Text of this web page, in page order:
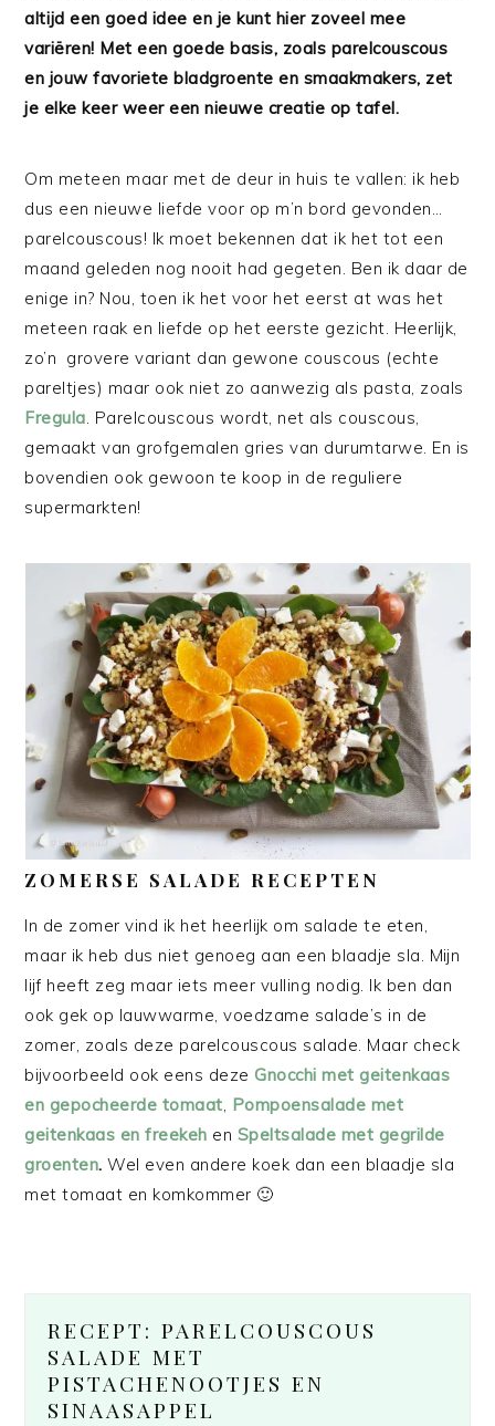
altijd een goed idee en je kunt hier zoveel mee
variëren! Met een goede basis, zoals parelcouscous
en jouw favoriete bladgroente en smaakmakers, zet
je elke keer weer een nieuwe creatie op tafel.
Om meteen maar met de deur in huis te vallen: ik heb
dus een nieuwe liefde voor op m’n bord gevonden…
parelcouscous! Ik moet bekennen dat ik het tot een
maand geleden nog nooit had gegeten. Ben ik daar de
enige in? Nou, toen ik het voor het eerst at was het
meteen raak en liefde op het eerste gezicht. Heerlijk,
zo’n grovere variant dan gewone couscous (echte
pareltjes) maar ook niet zo aanwezig als pasta, zoals
Fregula. Parelcouscous wordt, net als couscous,
gemaakt van grofgemalen gries van durumtarwe. En is
bovendien ook gewoon te koop in de reguliere
supermarkten!
ZOMERSE SALADE RECEPTEN
In de zomer vind ik het heerlijk om salade te eten,
maar ik heb dus niet genoeg aan een blaadje sla. Mijn
lijf heeft zeg maar iets meer vulling nodig. Ik ben dan
ook gek op lauwwarme, voedzame salade’s in de
zomer, zoals deze parelcouscous salade. Maar check
bijvoorbeeld ook eens dezeGnocchi met geitenkaas
en gepocheerde tomaat, Pompoensalade met
geitenkaas en freekeh en Speltsalade met gegrilde
groenten. Wel even andere koek dan een blaadje sla
met tomaat en komkommer 🙂
RECEPT: PARELCOUSCOUS
SALADE MET
PISTACHENOOTJES EN
SINAASAPPEL